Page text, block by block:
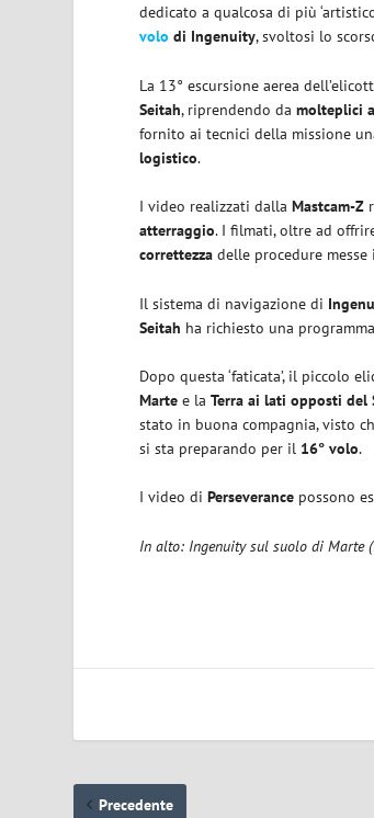
dedicato a qualcosa di più
volo di Ingenuity, svoltosi lo
La 13° escursione aerea
Seitah, riprendendo damolteplici
fornito ai tecnici della missione
logistico.
I video realizzati dallaMastcam-Z
atterraggio. I filmati, oltre ad
correttezza delle procedure
Il sistema di navigazione di
Seitah ha richiesto una
Dopo questa ‘faticata’, il piccolo
Marte e laTerra ai lati opposti del
stato in buona compagnia, visto
si sta preparando per il 16° volo.
I video diPerseverance possono
In alto: Ingenuity sul suolo di Marte
Precedente